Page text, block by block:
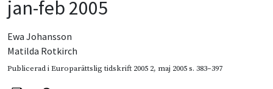
jan-feb 2005
Ewa Johansson
Matilda Rotkirch
Publicerad iEuroparättslig tidskrift 2005 2, maj 2005s. 383–397